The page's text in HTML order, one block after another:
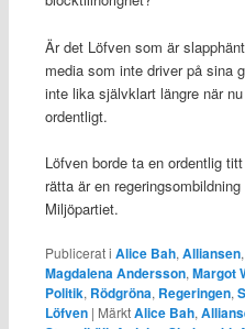
Är det Löfven som är
media som inte driver på sina
inte lika självklart längre när
ordentligt.
Löfven borde ta en ordentlig
rätta är en
Miljöpartiet.
Publicerat i Alice Bah, Alliansen,
Magdalena Andersson, Margot
Politik, Rödgröna, Regeringen,
Löfven | MärktAlice Bah,